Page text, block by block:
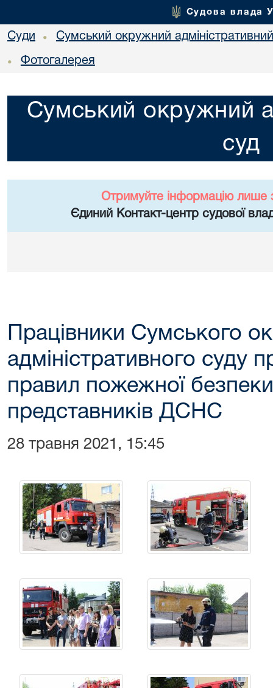
Судова влада
Суди • Сумський окружний
• Фотогалерея
Сумський окружний
суд
Отримуйте інформацію лише
Єдиний Контакт-центр судової
Працівники Сумського
адміністративного суду
правил пожежної
представників ДСНС
28 травня 2021, 15:45